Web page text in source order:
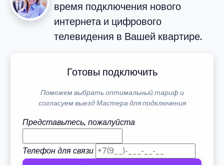
время подключения нового
интернета и цифрового
телевидения в Вашей квартире.
Готовы подключить
Поможем выбрать оптимальный тариф и
согласуем выезд Мастера для подключения
Представьтесь, пожалуйста
Телефон для связи